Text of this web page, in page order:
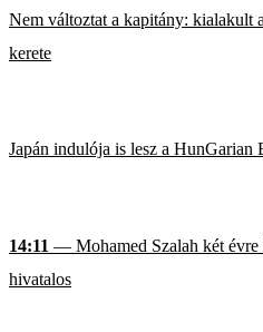
Nem változtat a kapitány: kialakult
kerete
Japán indulója is lesz a HunGarian
14:11 — Mohamed Szalah két évre
hivatalos